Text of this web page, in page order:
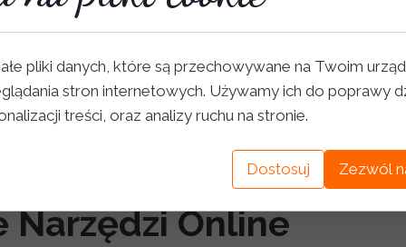
współpracy.
zadań, aby wirtualna asystentka wiedziała, na czym
Programy takie jak Trello, Asana czy
Narzędzi Online
pliki danych, które są przechowywane na Twoim
stron internetowych. Używamy ich do poprawy
treści, oraz analizy ruchu na stronie.
Dostosuj Zezwól